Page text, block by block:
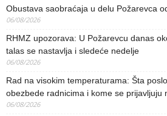
Obustava saobraćaja u delu Požarevca
06/08/2026
RHMZ upozorava: U Požarevcu danas
talas se nastavlja i sledeće nedelje
06/08/2026
Rad na visokim temperaturama: Šta
obezbede radnicima i kome se prijavljuju
06/08/2026